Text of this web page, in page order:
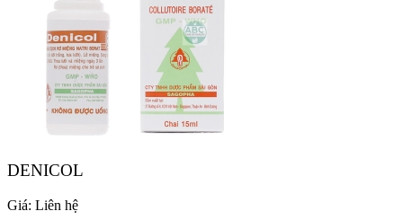
DENICOL
Giá: Liên hệ